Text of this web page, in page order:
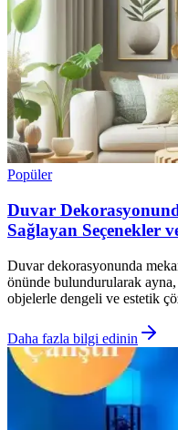
Popüler
Duvar
Sağlayan Seçenekler
Duvar dekorasyonunda
önünde bulundurularak
objelerle dengeli ve estetik
Daha fazla bilgi edinin